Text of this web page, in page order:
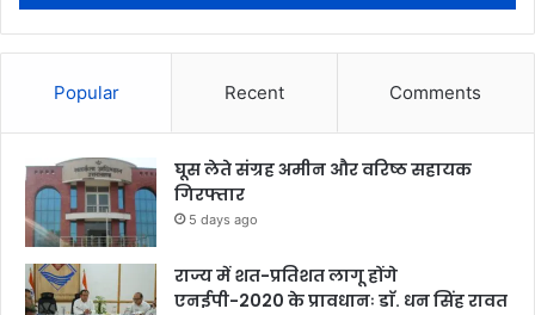
Popular Recent Comments
घूस लेते संग्रह अमीन और वरिष्ठ सहायक
गिरफ्तार
5 days ago
राज्य में शत-प्रतिशत लागू होंगे
एनईपी-2020 के प्रावधानः डाॅ. धन सिंह रावत